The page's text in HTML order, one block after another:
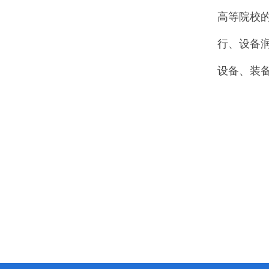
高等院校
行、设备
设备、装